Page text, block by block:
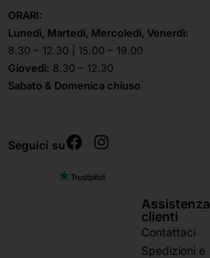
ORARI:
Lunedì, Martedì, Mercoledì, Venerdì:
8.30 – 12.30 | 15.00 – 19.00
Giovedì: 8.30 – 12.30
Sabato & Domenica chiuso
Seguici su
Assistenza
clienti
Contattaci
Spedizioni e